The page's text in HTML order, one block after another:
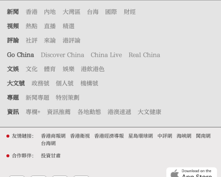
新聞 香港 內地 大灣區 台海 國際 財經
視頻 熱點 直播 精選
評論 社評 來論 港評論
Go China Discover China China Live Real China
文娛 文化 體育 娛樂 港飲港色
大文號 政務號 個人號 機構號
專題 新聞專題 特別策劃
資訊 專欄+ 資訊推薦 各地動態 港澳速遞 大文健康
友情鏈接： 香港商報網 香港衛視 香港經濟導報 星島環球網 中評網 海峽網
閩南網
台海網
合作夥伴： 投資甘肅